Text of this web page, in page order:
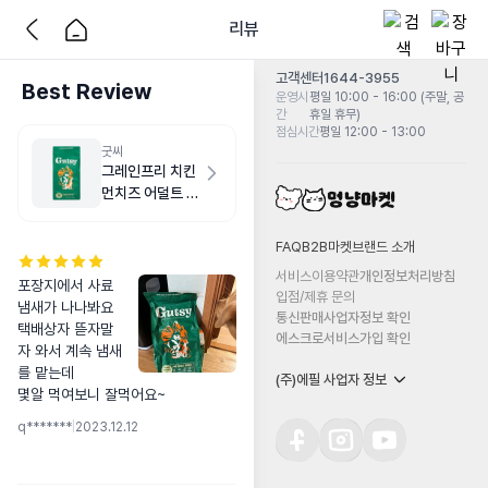
리뷰
Best Review
굿씨
그레인프리 치킨
먼치즈 어덜트 스
포장지에서 사료
냄새가 나나봐요
택배상자 뜯자말
자 와서 계속 냄새
를 맡는데
몇알 먹여보니 잘먹어요~
q******* 2023.12.12
고객센터1644-3955
운영시
간
평일 10:00 - 16:00 (주말, 공
휴일 휴무)
점심시간평일 12:00 - 13:00
FAQB2B마켓 브랜드 소개
서비스이용약관개인정보처리방침
입점/제휴 문의
통신판매사업자정보 확인
에스크로서비스가입 확인
(주)에필 사업자 정보